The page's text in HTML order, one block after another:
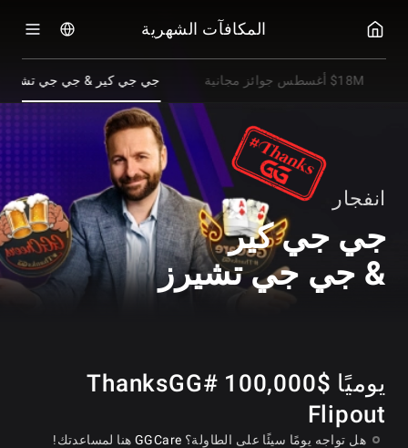
المكافآت الشهرية
$18M أغسطس جوائز مجانية جي جي كير & جي جي تشيز
جي جي كير
& جي جي تشيرز
انفجار
يوميًا $100,000 #ThanksGG
Flipout
هل تواجه يومًا سيئًا على الطاولة؟ GGCareهنا لمساعدتك!